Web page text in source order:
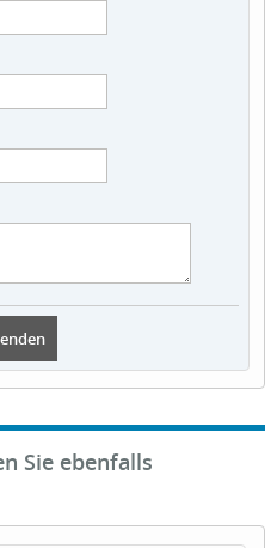
Sie ebenfalls